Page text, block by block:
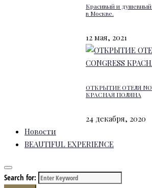
Красивый и
в Москве.
12 мая, 2021
ОТКРЫТИЕ ОТЕЛЯ
КРАСНАЯ ПОЛЯНА
24 декабря, 2020
Новости
BEAUTIFUL EXPERIENCE
Search for: